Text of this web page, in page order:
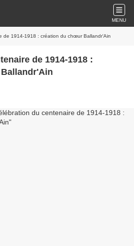
MENU
de 1914-1918 : création du chœur Ballandr'Ain
de 1914-1918 :